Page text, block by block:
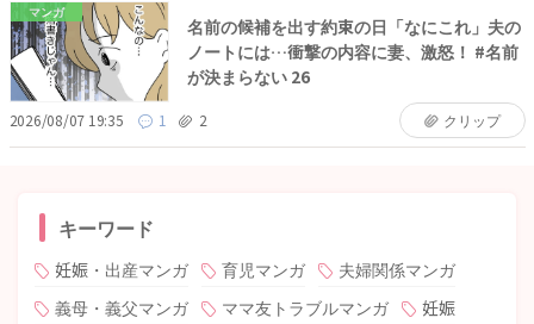
マンガ
名前の候補を出す約束の日「なにこれ」夫の
ノートには…衝撃の内容に妻、激怒！ #名前
が決まらない 26
2026/08/07 19:35 1 2 クリップ
キーワード
妊娠・出産マンガ 育児マンガ
夫婦関係マンガ
義母・義父マンガ
ママ友トラブルマンガ
妊娠